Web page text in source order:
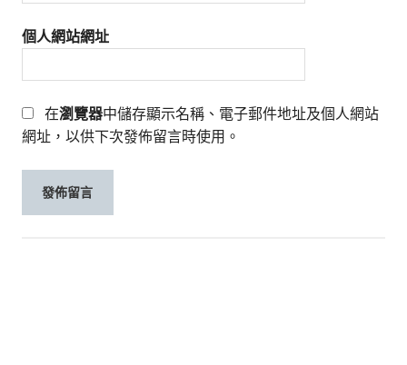
個人網站網址
在瀏覽器中儲存顯示名稱、電子郵件地址及個人網站
網址，以供下次發佈留言時使用。